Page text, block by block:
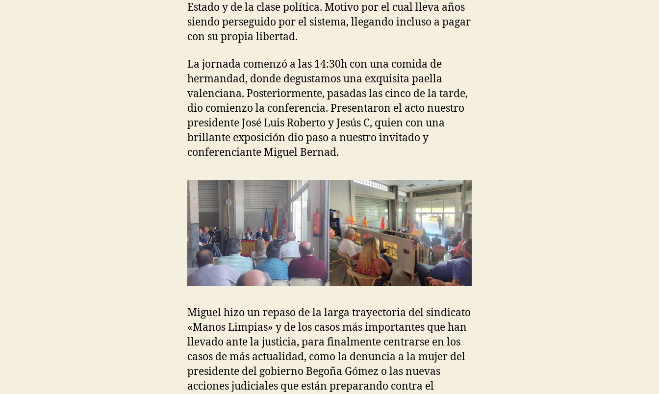
Estado y de la clase política. Motivo por el cual lleva años
siendo perseguido por el sistema, llegando incluso a pagar
con su propia libertad.
La jornada comenzó a las 14:30h con una comida de
hermandad, donde degustamos una exquisita paella
valenciana. Posteriormente, pasadas las cinco de la tarde,
dio comienzo la conferencia. Presentaron el acto nuestro
presidente José Luis Roberto y Jesús C, quien con una
brillante exposición dio paso a nuestro invitado y
conferenciante Miguel Bernad.
Miguel hizo un repaso de la larga trayectoria del sindicato
«Manos Limpias» y de los casos más importantes que han
llevado ante la justicia, para finalmente centrarse en los
casos de más actualidad, como la denuncia a la mujer del
presidente del gobierno Begoña Gómez o las nuevas
acciones judiciales que están preparando contra el